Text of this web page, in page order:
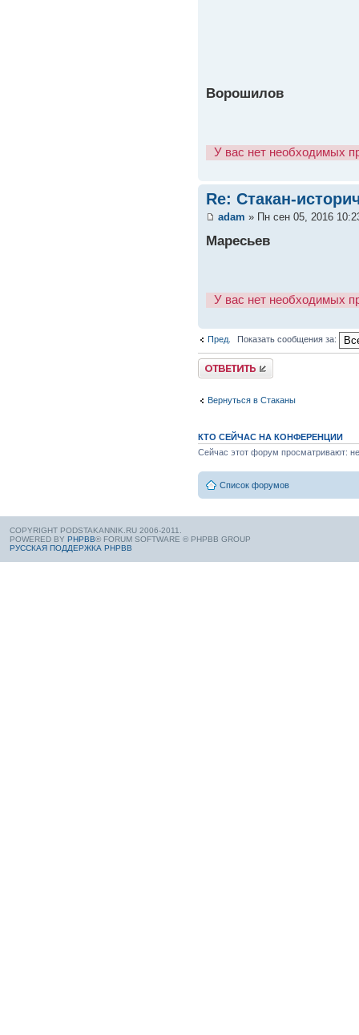
Ворошилов
У вас нет необходимых
Re: Стакан-
adam » Пн сен 05, 2016
Маресьев
У вас нет необходимых
Пред. Показать сообщения за:
Вернуться в Стаканы
КТО СЕЙЧАС НА КОНФЕРЕНЦИИ
Сейчас этот форум просматривают:
Список форумов
COPYRIGHT PODSTAKANNIK.RU 2006-2011.
POWERED BY PHPBB® FORUM SOFTWARE © PHPBB GROUP
РУССКАЯ ПОДДЕРЖКА PHPBB